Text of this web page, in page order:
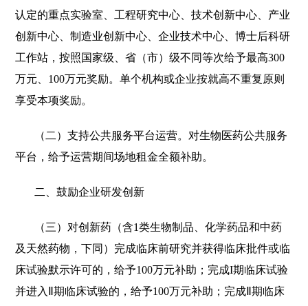
认定的重点实验室、工程研究中心、技术创新中心、产业
创新中心、制造业创新中心、企业技术中心、博士后科研
工作站，按照国家级、省（市）级不同等次给予最高300
万元、100万元奖励。单个机构或企业按就高不重复原则
享受本项奖励。
（二）支持公共服务平台运营。对生物医药公共服务
平台，给予运营期间场地租金全额补助。
二、鼓励企业研发创新
（三）对创新药（含1类生物制品、化学药品和中药
及天然药物，下同）完成临床前研究并获得临床批件或临
床试验默示许可的，给予100万元补助；完成I期临床试验
并进入Ⅱ期临床试验的，给予100万元补助；完成Ⅱ期临床